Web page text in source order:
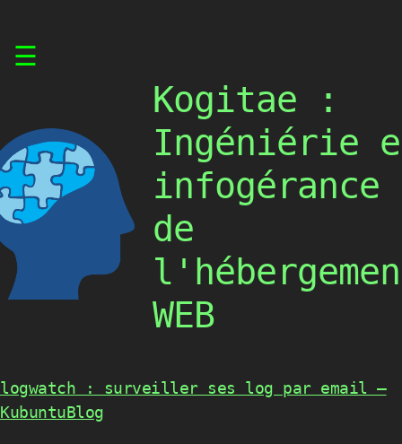
☰
Kogitae :
Ingéniérie
infogérance
de
WEB
logwatch : surveiller ses log par email –
KubuntuBlog